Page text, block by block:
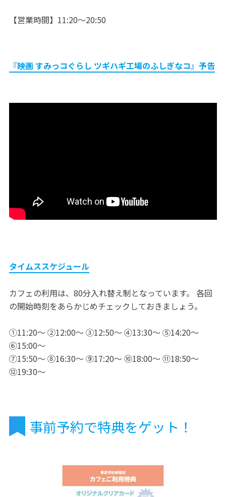
【営業時間】11:20～20:50
『映画 すみっコぐらし ツギハギ工場のふしぎなコ』予告
タイムススケジュール
カフェの利用は、80分入れ替え制となっています。 各回
の開始時刻をあらかじめチェックしておきましょう。
①11:20～ ②12:00～ ③12:50～ ④13:30～ ⑤14:20～
⑥15:00～
⑦15:50～ ⑧16:30～ ⑨17:20～ ⑩18:00～ ⑪18:50～
⑫19:30～
事前予約で特典をゲット！